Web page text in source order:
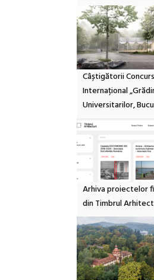
Câștigătorii
Internațional
Universitarilor,
Arhiva proiectelor
din Timbrul